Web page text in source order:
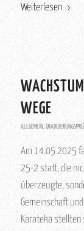
Weiterlesen
WEGE
ALLGEMEIN,
Am 14.05.2025
25-2 statt, die
überzeugte,
Gemeinschaft
Karateka stellten